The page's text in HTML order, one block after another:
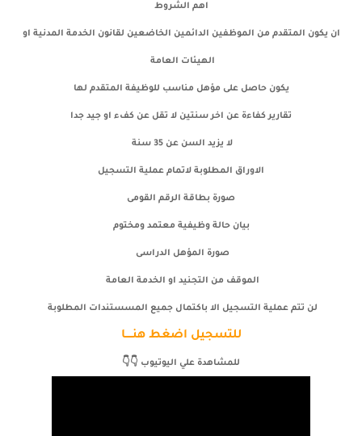
اهم الشروط
ان يكون المتقدم من الموظفين الدائمين الخاضعين لقانون الخدمة المدنية او
الهيئات العامة
يكون حاصل على مؤهل مناسب للوظيفة المتقدم لها
تقارير كفاءة عن اخر سنتين لا تقل عن كفء او جيد جدا
لا يزيد السن عن 35 سنة
الاوراق المطلوبة لاتمام عملية التسجيل
صورة بطاقة الرقم القومى
بيان حالة وظيفية معتمد ومختوم
صورة المؤهل الدراسى
الموقف من التجنيد او الخدمة العامة
لن تتم عملية التسجيل الا باكتمال جميع المسستندات المطلوبة
للتسجيل اضغط هنــــا
للمشاهدة علي اليوتيوب 👇👇